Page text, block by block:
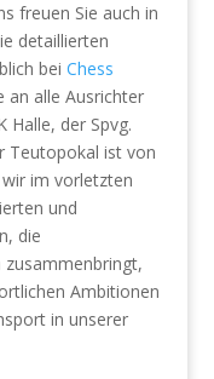
freuen Sie auch in
detaillierten
bei Chess
an alle Ausrichter
Halle, der Spvg.
Teutopokal ist von
im vorletzten
und
die
zusammenbringt,
Ambitionen
in unserer